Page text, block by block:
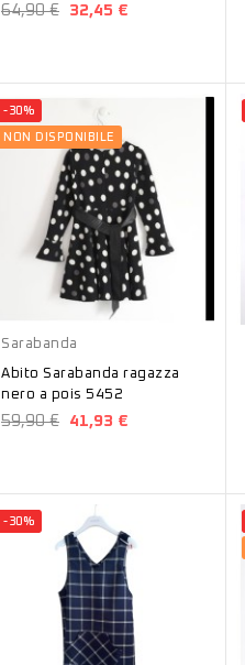
64,90 € 32,45 €
-30%
NON DISPONIBILE
Sarabanda
Abito Sarabanda ragazza
nero a pois 5452
59,90 € 41,93 €
-30%